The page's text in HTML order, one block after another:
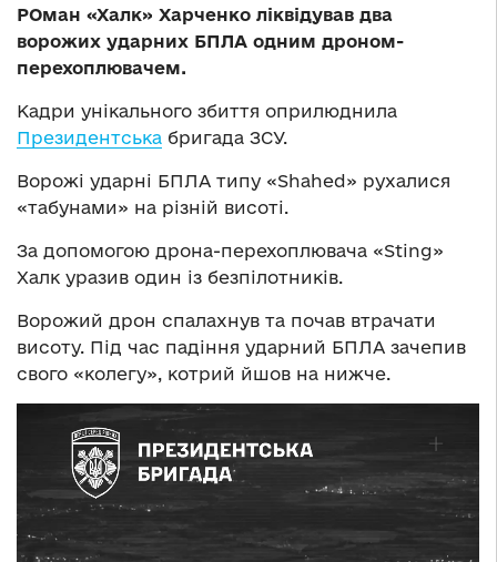
РОман «Халк» Харченко ліквідував два
ворожих ударних БПЛА одним дроном-
перехоплювачем.
Кадри унікального збиття оприлюднила
Президентська бригада ЗСУ.
Ворожі ударні БПЛА типу «Shahed» рухалися
«табунами» на різній висоті.
За допомогою дрона-перехоплювача «Sting»
Халк уразив один із безпілотників.
Ворожий дрон спалахнув та почав втрачати
висоту. Під час падіння ударний БПЛА зачепив
свого «колегу», котрий йшов на нижче.
Відеопрогравач